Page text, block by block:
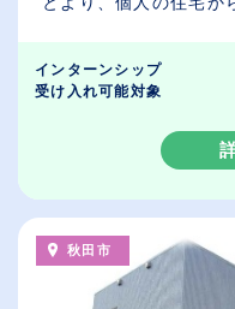
インターンシップ
受け入れ可能対象
秋田市